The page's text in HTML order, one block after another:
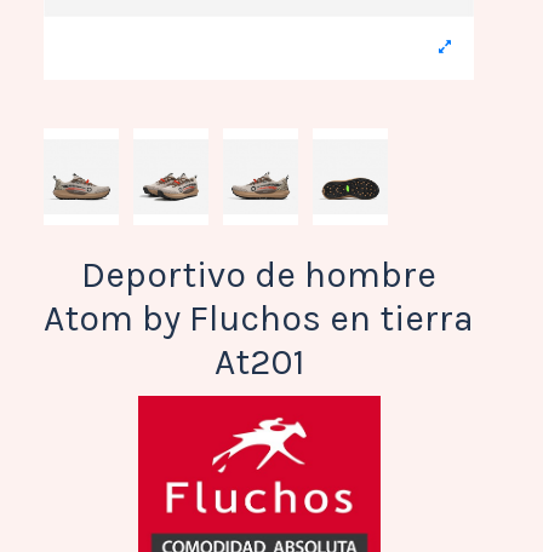
Deportivo de hombre
Atom by Fluchos en tierra
At201